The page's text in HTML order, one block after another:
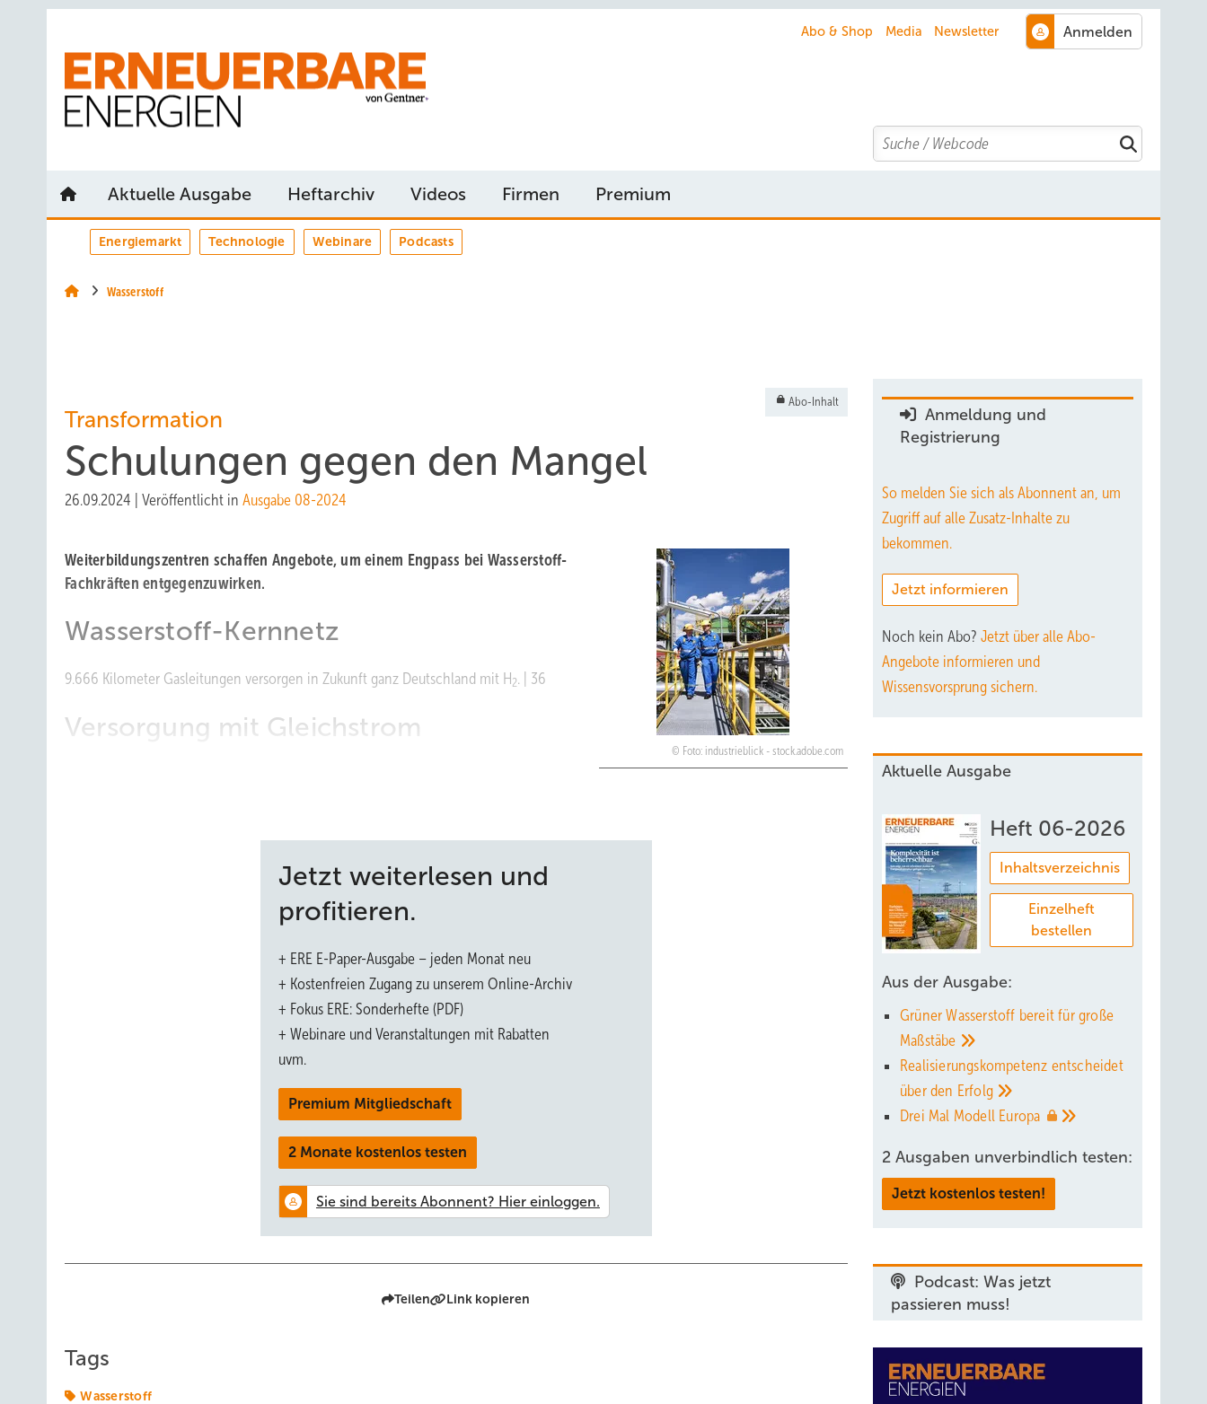
Abo & Shop Media Newsletter
Search
Aktuelle Ausgabe Heftarchiv Videos Firmen Premium
Energiemarkt Technologie Webinare Podcasts
Wasserstoff
Abo-Inhalt
Transformation
Sc hulungen gegen den Mangel
26.09.2024 Veröffentlicht in Ausgabe 08-2024
Foto: industrieblick - stock.adobe.com
Weiterbildungszentren schaffen Angebote, um einem Engpass bei Wasserstoff-
Fachkräften entgegenzuwirken.
Wasserstoff-Kernnetz
9.666 Kilometer Gasleitungen versorgen in Zukunft ganz Deutschland mit H 2. | 36
Versorgung mit Gleichstrom
Jetzt weiterlesen und
profitieren.
+ ERE E-Paper-Ausgabe – jeden Monat neu
+ Kostenfreien Zugang zu unserem Online-Archiv
+ Fokus ERE: Sonderhefte (PDF)
+ Webinare und Veranstaltungen mit Rabatten
uvm.
Premium Mitgliedschaft
2 Monate kostenlos testen
Teilen Link kopieren
Tags
Wasserstoff
Anmeldung und
Registrierung
So melden Sie sich als Abonnent an, um
Zugriff auf alle Zusatz-Inhalte zu
bekommen.
Jetzt informieren
Noch kein Abo? Jetzt über alle Abo-
Angebote informieren und
Wissensvorsprung sichern.
Aktuelle Ausgabe
Heft 06-2026
Inhaltsverzeichnis
Einzelheft
bestellen
Aus der Ausgabe:
Grüner Wasserstoff bereit für große
Maßstäbe
Realisierungskompetenz entscheidet
über den Erfolg
Drei Mal Modell Europa
2 Ausgaben unverbindlich testen:
Jetzt kostenlos testen!
Podcast: Was jetzt
passieren muss!